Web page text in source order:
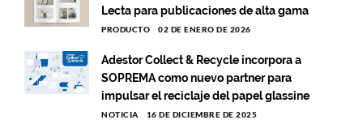
Lecta para publicaciones de alta gama
PRODUCTO 02 DE ENERO DE 2026
Adestor Collect & Recycle incorpora a
SOPREMA como nuevo partner para
impulsar el reciclaje del papel glassine
NOTICIA 16 DE DICIEMBRE DE 2025